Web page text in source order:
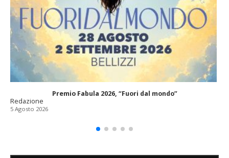
Premio Fabula 2026, “Fuori dal mondo”
Redazione
5 Agosto 2026